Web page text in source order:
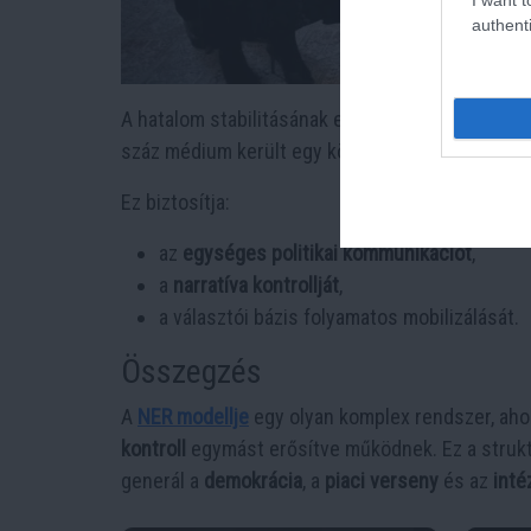
A hatalom stabilitásának egyik pillére a
száz médium került egy központi struktúrába.
Ez biztosítja:
az egységes politikai kommunikációt,
a narratíva kontrollját,
a választói bázis folyamatos mobilizálását.
Összegzés
A NER modellje egy olyan komplex rendszer,
kontroll
egymást erősítve működnek. Ez a
generál a demokrácia, a piaci verseny és az